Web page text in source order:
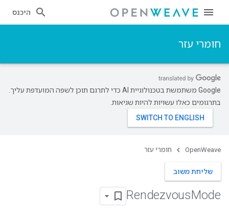
היכנס
חומרי עזר
‫Google משתמשת בטכנולוגיית AI כדי לתרגם תוכן לשפה המועדפת עליך.
בתרגומים כאלו עשויות להיות שגיאות.
OpenWeave חומרי עזר
שליחת משוב
RendezvousMode